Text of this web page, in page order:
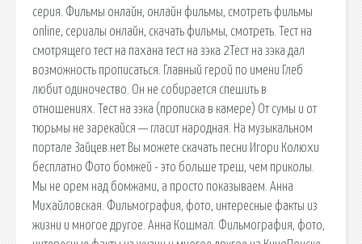
серия. Фильмы онлайн, онлайн фильмы, смотреть фильмы
online, сериалы онлайн, скачать фильмы, смотреть. Тест на
смотрящего тест на пахана тест на зэка 2Тест на зэка дал
возможность прописаться. Главный герой по имени Глеб
любит одиночество. Он не собирается спешить в
отношениях. Тест на зэка (прописка в камере) От сумы и от
тюрьмы не зарекайся — гласит народная. На музыкальном
портале Зайцев.нет Вы можете скачать песни Игори Колюхи
бесплатно Фото бомжей - это больше треш, чем приколы.
Мы не орем над бомжами, а просто показываем. Анна
Михайловская. Фильмография, фото, интересные факты из
жизни и многое другое. Анна Кошмал. Фильмография, фото,